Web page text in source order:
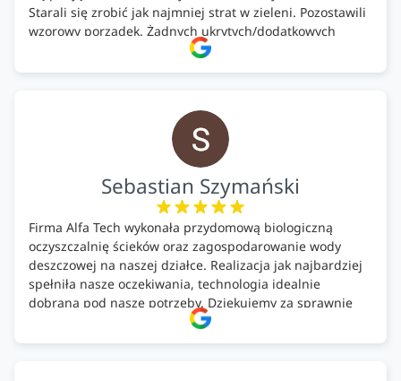
Starali się zrobić jak najmniej strat w zieleni. Pozostawili
wzorowy porządek. Żadnych ukrytych/dodatkowych
kosztów. Zaskoczenie. Kontakt bardzo OK. Obsługa
pomontażowa również OK. A ich środki do oczyszczalni –
Sebastian Szymański
Firma Alfa Tech wykonała przydomową biologiczną
oczyszczalnię ścieków oraz zagospodarowanie wody
deszczowej na naszej działce. Realizacja jak najbardziej
spełniła nasze oczekiwania, technologia idealnie
dobrana pod nasze potrzeby. Dziękujemy za sprawnie
wykonany montaż w świetnej atmosferze! Polecam!